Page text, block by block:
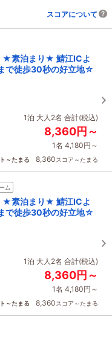
スコアについて
★素泊まり★ 鯖江ICよ
で徒歩30秒の好立地☆
1泊 大人2名 合計(税込)
8,360円～
1名 4,180円～
～たまる 8,360スコア～たまる
ム
★素泊まり★ 鯖江ICよ
で徒歩30秒の好立地☆
1泊 大人2名 合計(税込)
8,360円～
1名 4,180円～
～たまる 8,360スコア～たまる